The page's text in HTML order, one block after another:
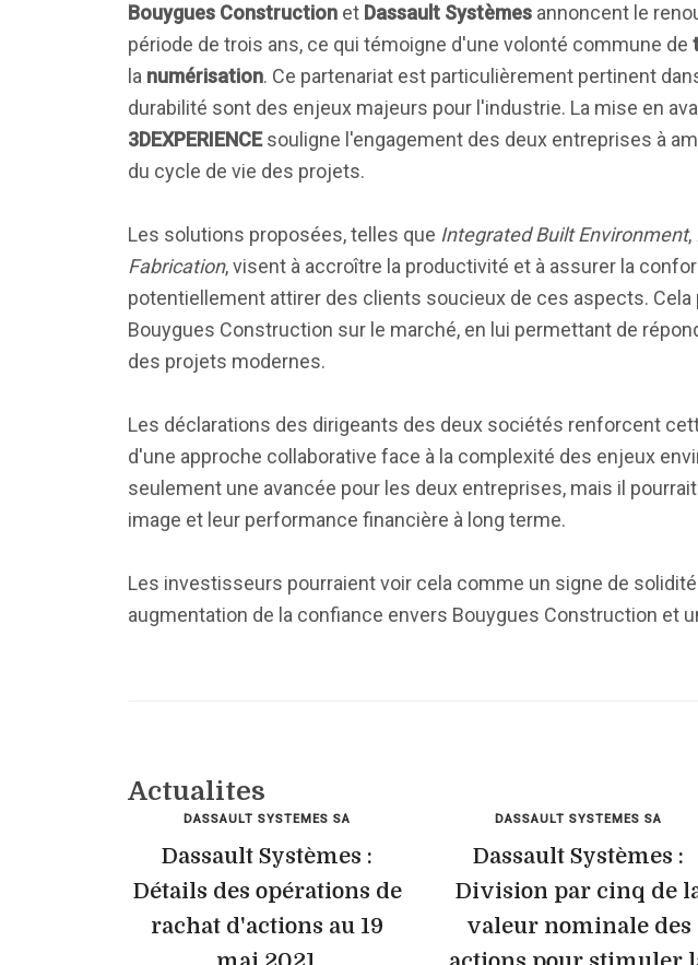
Bouygues Construction et Dassault Systèmes annoncent le
période de trois ans, ce qui témoigne d'une volonté commune de
la numérisation. Ce partenariat est particulièrement pertinent
durabilité sont des enjeux majeurs pour l'industrie. La mise en
3DEXPERIENCEsouligne l'engagement des deux entreprises à
du cycle de vie des projets.
Les solutions proposées, telles que Integrated Built Environment,
Fabrication, visent à accroître la productivité et à assurer la
potentiellement attirer des clients soucieux de ces aspects.
Bouygues Construction sur le marché, en lui permettant de
des projets modernes.
Les déclarations des dirigeants des deux sociétés renforcent
d'une approche collaborative face à la complexité des enjeux
seulement une avancée pour les deux entreprises, mais il
image et leur performance financière à long terme.
Les investisseurs pourraient voir cela comme un signe de
augmentation de la confiance envers Bouygues Construction et
Actualites
DASSAULT SYSTEMES SA
Dassault Systèmes :
Détails des opérations de
rachat d'actions au 19
DASSAULT SYSTEMES SA
Dassault Systèmes :
Division par cinq de
valeur nominale des